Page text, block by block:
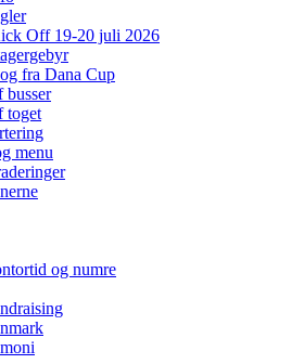
Off 19-20 juli 2026
fra Dana Cup
busser
toget
menu
og numre